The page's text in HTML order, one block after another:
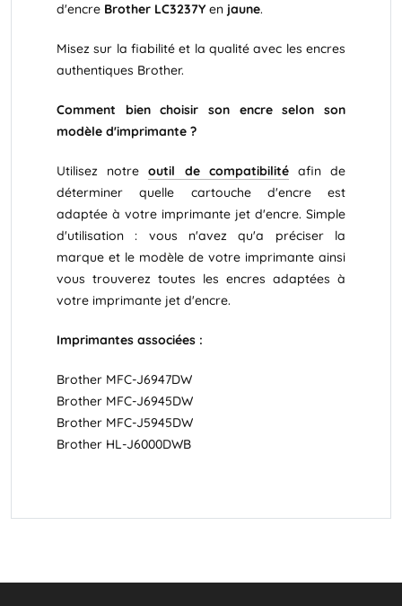
d'encre Brother LC3237Y en jaune.
Misez sur la fiabilité et la qualité avec les encres
authentiques Brother.
Comment bien choisir son encre selon son
modèle d'imprimante ?
Utilisez notreoutil de compatibilitéafin de
déterminer quelle cartouche d'encre est
adaptée à votre imprimante jet d'encre. Simple
d'utilisation : vous n'avez qu'a préciser la
marque et le modèle de votre imprimante ainsi
vous trouverez toutes les encres adaptées à
votre imprimante jet d'encre.
Imprimantes associées :
Brother MFC-J6947DW
Brother MFC-J6945DW
Brother MFC-J5945DW
Brother HL-J6000DWB